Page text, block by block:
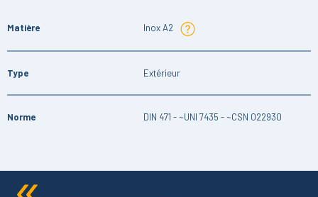
Matière Inox A2
Type Extérieur
Norme DIN 471 - ~UNI 7435 - ~CSN 022930